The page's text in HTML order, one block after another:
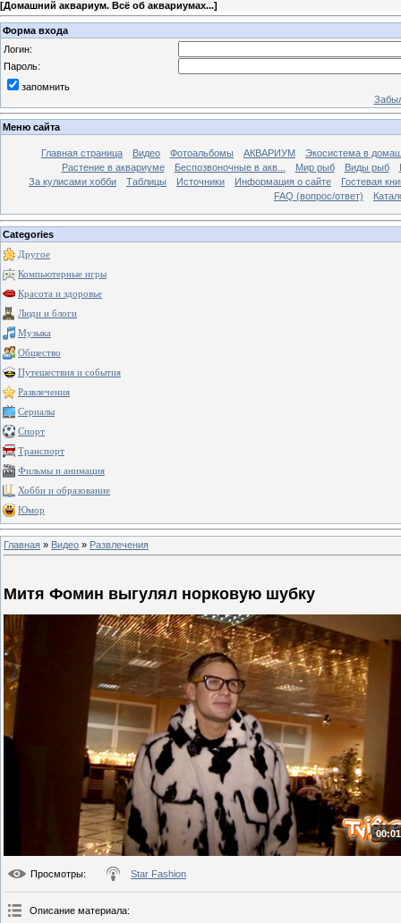
[Домашний аквариум. Всё об аквариумах...]
Форма входа
Логин:
Пароль:
запомнить
Меню сайта
Главная страница Видео Фотоальбомы АКВАРИУМ
Экосистема в
Растение в аквариуме
Беспозвоночные в акв... Мир рыб Виды рыб
За кулисами хобби
Таблицы Источники Информация о сайте
Гостевая
FAQ (вопрос/ответ)
Categories
Другое
Компьютерные игры
Красота и здоровье
Люди и блоги
Музыка
Общество
Путешествия и события
Развлечения
Сериалы
Спорт
Транспорт
Фильмы и анимация
Хобби и образование
Юмор
Главная » Видео » Развлечения
Митя Фомин выгулял норковую шубку
Просмотры: Star Fashion
Описание материала: